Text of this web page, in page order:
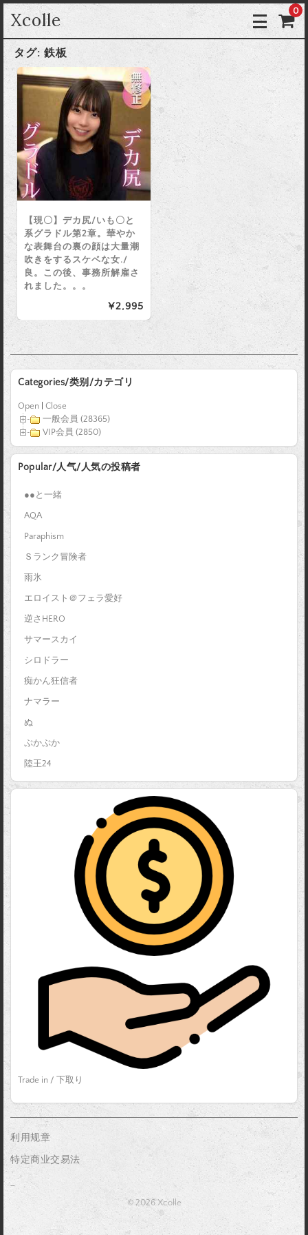
Xcolle 0
タグ: 鉄板
【現〇】デカ尻/いも〇と
系グラドル第2章。華やか
な表舞台の裏の顔は大量潮
吹きをするスケベな女./
良。この後、事務所解雇さ
れました。。。
¥2,995
Categories/类别/カテゴリ
Open
Close
一般会員 (28365)
VIP会員 (2850)
Popular/人气/人気の投稿者
●●と一緒
AQA
Paraphism
Ｓランク冒険者
雨氷
エロイスト＠フェラ愛好
逆さHERO
サマースカイ
シロドラー
痴かん狂信者
ナマラー
ぬ
ぷかぷか
陸王24
Trade in / 下取り
利用规章
特定商业交易法
_
© 2026 Xcolle